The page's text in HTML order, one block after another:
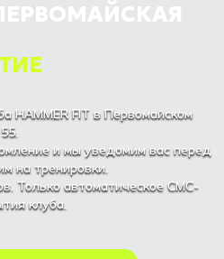
HAMMER FIT в Первомайском
и мы уведомим вас перед
на тренировки.
Только автоматическое СМС-
клуба.